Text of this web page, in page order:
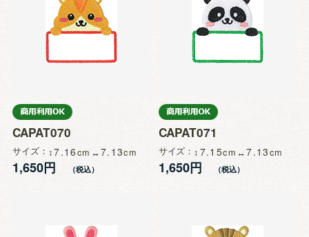
CAPAT070
サイズ 7.16 7.13
1,650円
CAPAT071
サイズ 7.15 7.13
1,650円